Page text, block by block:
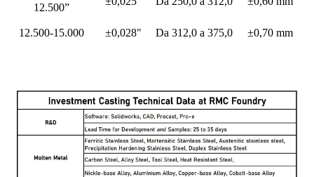
12.500”
12.500-15.000 ±0,028" Da 312,0 a 375,0 ±0,70 mm